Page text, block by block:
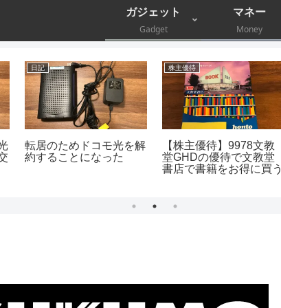
ガジェット
Gadget
マネー
Money
日記
転居のためドコモ光を解
約することになった
株主優待
【株主優待】9978文教
堂GHDの優待で文教堂
書店で書籍をお得に買う